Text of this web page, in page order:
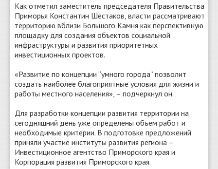
Как отметил заместитель председателя Правительства
Приморья Константин Шестаков, власти рассматривают
территорию вблизи Большого Камня как перспективную
площадку для создания объектов социальной
инфраструктуры и развития приоритетных
инвестиционных проектов.
«Развитие по концепции “умного города” позволит
создать наиболее благоприятные условия для жизни и
работы местного населения», – подчеркнул он.
Для разработки концепции развития территории на
сегодняшний день уже определены объем работ и
необходимые критерии. В подготовке предложений
приняли участие институты развития региона –
Инвестиционное агентство Приморского края и
Корпорация развития Приморского края.